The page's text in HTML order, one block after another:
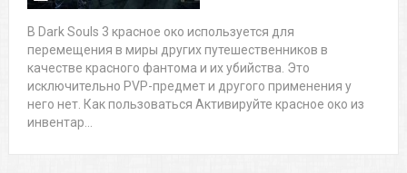
В Dark Souls 3 красное око используется для
перемещения в миры других путешественников в
качестве красного фантома и их убийства. Это
исключительно PVP-предмет и другого применения у
него нет. Как пользоваться Активируйте красное око из
инвентар...